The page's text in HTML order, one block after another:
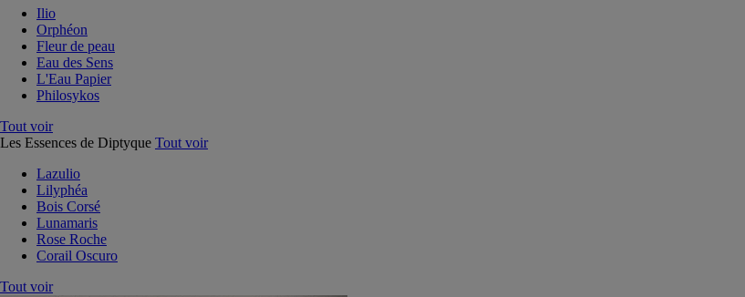
Ilio
Orphéon
Fleur de peau
Eau des Sens
L'Eau Papier
Philosykos
Tout voir
Les Essences de Diptyque Tout voir
Lazulio
Lilyphéa
Bois Corsé
Lunamaris
Rose Roche
Corail Oscuro
Tout voir